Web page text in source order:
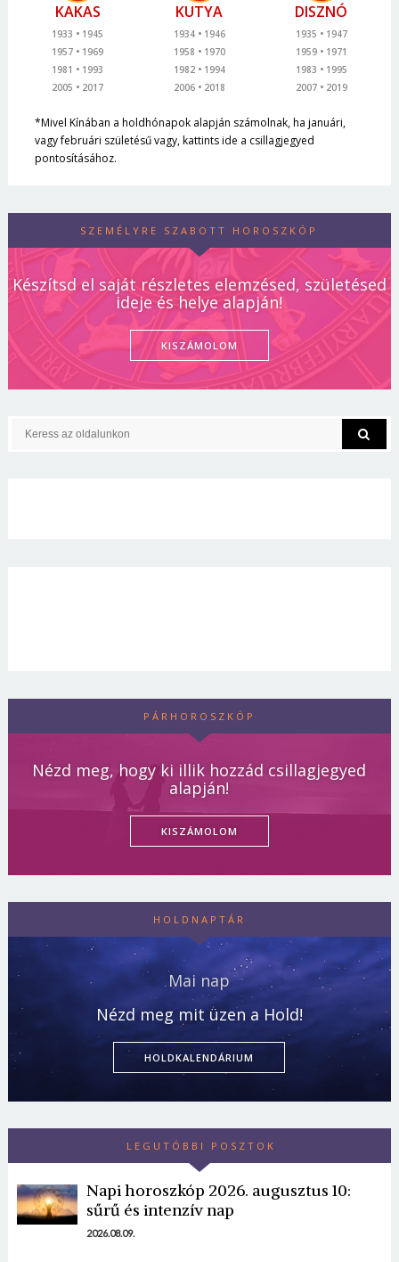
KAKAS
1933
1945
1957
1969
1981
1993
2005
2017
KUTYA
1934
1946
1958
1970
1982
1994
2006
2018
DISZNÓ
1935
1947
1959
1971
1983
1995
2007
2019
*Mivel Kínában a holdhónapok alapján számolnak, ha januári,
vagy februári születésű vagy, kattints ide a csillagjegyed
pontosításához.
SZEMÉLYRE SZABOTT HOROSZKÓP
Készítsd el saját részletes elemzésed, születésed
ideje és helye alapján!
KISZÁMOLOM
PÁRHOROSZKÓP
Nézd meg, hogy ki illik hozzád csillagjegyed
alapján!
KISZÁMOLOM
HOLDNAPTÁR
Mai nap
Nézd meg mit üzen a Hold!
HOLDKALENDÁRIUM
LEGUTÓBBI POSZTOK
Napi horoszkóp 2026. augusztus 10:
sűrű és intenzív nap
2026.08.09.